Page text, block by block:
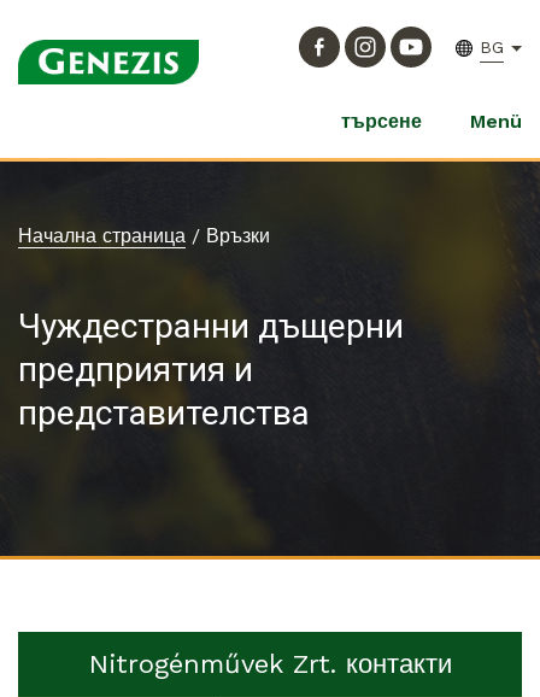
BG
търсене Menü
Начална страница / Връзки
Чуждестранни дъщерни
предприятия и
представителства
Nitrogénművek Zrt. контакти